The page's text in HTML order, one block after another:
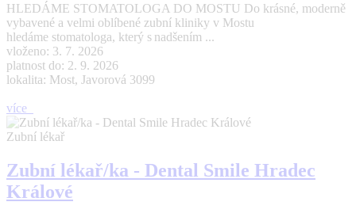
HLEDÁME STOMATOLOGA DO MOSTU Do krásné, moderně
vybavené a velmi oblíbené zubní kliniky v Mostu
hledáme stomatologa, který s nadšením ...
vloženo: 3. 7. 2026
platnost do: 2. 9. 2026
lokalita: Most, Javorová 3099
více
Zubní lékař
Zubní lékař/ka - Dental Smile Hradec
Králové